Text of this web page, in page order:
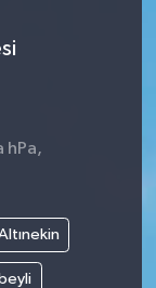
hPa,